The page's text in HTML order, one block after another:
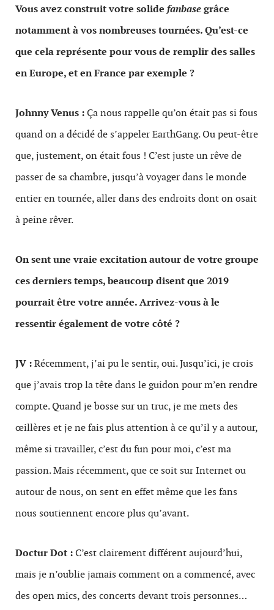
Vous avez construit votre solide fanbasegrâce
notamment à vos nombreuses tournées. Qu’est-ce
que cela représente pour vous de remplir des salles
en Europe, et en France par exemple ?
Johnny Venus :Ça nous rappelle qu’on était pas si fous
quand on a décidé de s’appeler EarthGang. Ou peut-être
que, justement, on était fous ! C’est juste un rêve de
passer de sa chambre, jusqu’à voyager dans le monde
entier en tournée, aller dans des endroits dont on osait
à peine rêver.
On sent une vraie excitation autour de votre groupe
ces derniers temps, beaucoup disent que 2019
pourrait être votre année. Arrivez-vous à le
ressentir également de votre côté ?
JV :Récemment, j’ai pu le sentir, oui. Jusqu’ici, je crois
que j’avais trop la tête dans le guidon pour m’en rendre
compte. Quand je bosse sur un truc, je me mets des
œillères et je ne fais plus attention à ce qu’il y a autour,
même si travailler, c’est du fun pour moi, c’est ma
passion. Mais récemment, que ce soit sur Internet ou
autour de nous, on sent en effet même que les fans
nous soutiennent encore plus qu’avant.
Doctur Dot :C’est clairement différent aujourd’hui,
mais je n’oublie jamais comment on a commencé, avec
des open mics, des concerts devant trois personnes…